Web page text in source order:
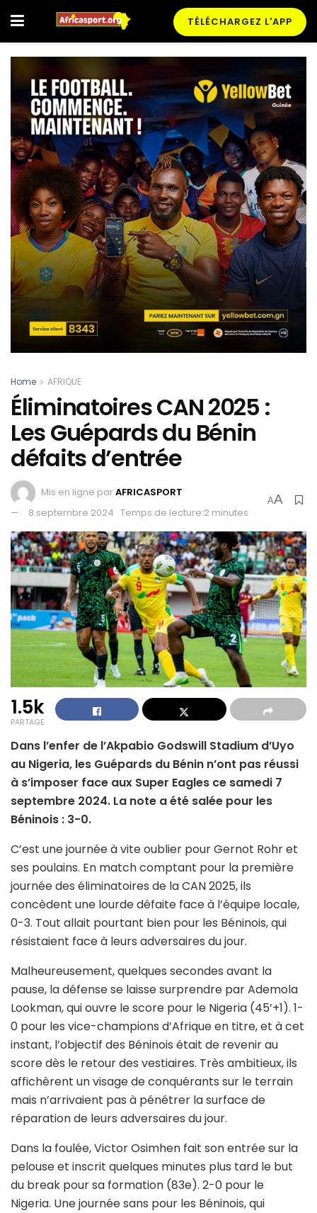
TÉLÉCHARGEZ L'APP
Home AFRIQUE
Éliminatoires CAN 2025 :
Les Guépards du Bénin
défaits d’entrée
Mis en ligne parAFRICASPORT
8 septembre 2024 Temps de lecture:2 minutes
AA
1.5k
PARTAGE
Dans l’enfer de l’Akpabio Godswill Stadium d’Uyo
au Nigeria, les Guépards du Bénin n’ont pas réussi
à s’imposer face aux Super Eagles ce samedi 7
septembre 2024. La note a été salée pour les
Béninois : 3-0.
C’est une journée à vite oublier pour Gernot Rohr et
ses poulains. En match comptant pour la première
journée des éliminatoires de la CAN 2025, ils
concèdent une lourde défaite face à l’équipe locale,
0-3. Tout allait pourtant bien pour les Béninois, qui
résistaient face à leurs adversaires du jour.
Malheureusement, quelques secondes avant la
pause, la défense se laisse surprendre par Ademola
Lookman, qui ouvre le score pour le Nigeria (45’+1). 1-
0 pour les vice-champions d’Afrique en titre, et à cet
instant, l’objectif des Béninois était de revenir au
score dès le retour des vestiaires. Très ambitieux, ils
affichèrent un visage de conquérants sur le terrain
mais n’arrivaient pas à pénétrer la surface de
réparation de leurs adversaires du jour.
Dans la foulée, Victor Osimhen fait son entrée sur la
pelouse et inscrit quelques minutes plus tard le but
du break pour sa formation (83e). 2-0 pour le
Nigeria. Une journée sans pour les Béninois, qui